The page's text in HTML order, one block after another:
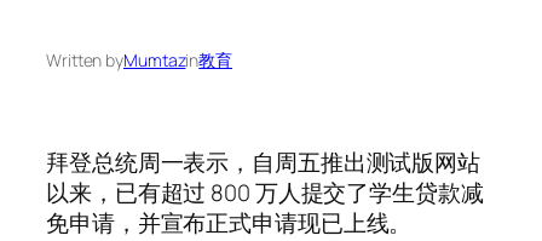
Written byMumtazin教育
拜登总统周一表示，自周五推出测试版网站
以来，已有超过 800 万人提交了学生贷款减
免申请，并宣布正式申请现已上线。